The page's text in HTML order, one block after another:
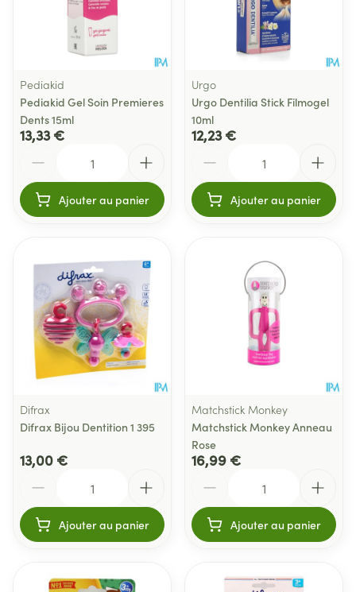
Pediakid
Pediakid Gel Soin Premieres
Dents 15ml
13,33 €
Ajouter au panier
Urgo
Urgo Dentilia Stick Filmogel
10ml
12,23 €
Ajouter au panier
Difrax
Difrax Bijou Dentition 1 395
13,00 €
Ajouter au panier
Matchstick Monkey
Matchstick Monkey Anneau
Rose
16,99 €
Ajouter au panier